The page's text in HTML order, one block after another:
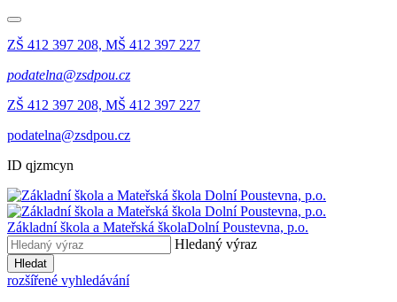
ZŠ 412 397 208, MŠ 412 397 227
podatelna@zsdpou.cz
ZŠ 412 397 208, MŠ 412 397 227
podatelna@zsdpou.cz
ID qjzmcyn
Základní škola a Mateřská školaDolní Poustevna, p.o.
Hledaný výraz
Hledat
rozšířené vyhledávání